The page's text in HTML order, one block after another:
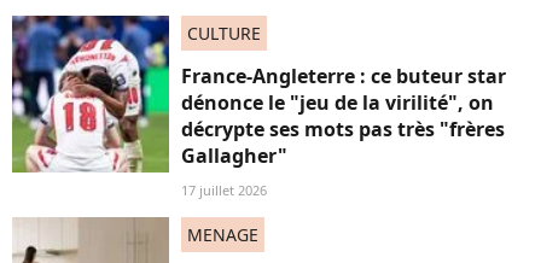
CULTURE
France-Angleterre : ce buteur star
dénonce le "jeu de la virilité", on
décrypte ses mots pas très "frères
Gallagher"
17 juillet 2026
MENAGE